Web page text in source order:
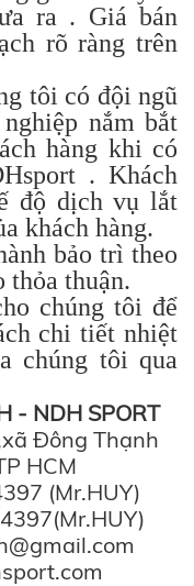
ra . Giá bán
rõ ràng trên
tôi có đội ngũ
nắm bắt
hàng khi có
. Khách
độ dịch vụ lắt
khách hàng.
bảo trì theo
thỏa thuận.
chúng tôi để
chi tiết nhiệt
chúng tôi qua
- NDH SPORT
Đông Thạnh
HCM
(Mr.HUY)